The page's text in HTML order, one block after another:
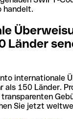
handelt.
Länder
internationale
als 150 Länder.
Sie jetzt